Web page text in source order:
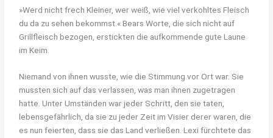
»Werd nicht frech Kleiner, wer weiß, wie viel verkohltes Fleisch
du da zu sehen bekommst.« Bears Worte, die sich nicht auf
Grillfleisch bezogen, erstickten die aufkommende gute Laune
im Keim.
Niemand von ihnen wusste, wie die Stimmung vor Ort war. Sie
mussten sich auf das verlassen, was man ihnen zugetragen
hatte. Unter Umständen war jeder Schritt, den sie taten,
lebensgefährlich, da sie zu jeder Zeit im Visier derer waren, die
es nun feierten, dass sie das Land verließen. Lexi fürchtete das